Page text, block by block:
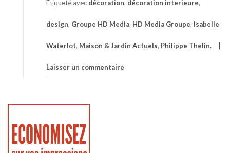
Étiqueté avec décoration, décoration interieure,
design, Groupe HD Media, HD Media Groupe, Isabelle
Waterlot, Maison & Jardin Actuels, Philippe Thelin.
Laisser un commentaire